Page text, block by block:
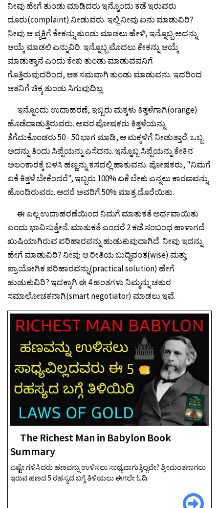
ನೀವು ಹೇಗೆ ತುಂಡು ಮಾಡಿದರು ಇನ್ನೊಂದು ಕಡೆ ಇರುವರು
ದೂರು(complaint) ನೀಡುವರು. ಇಲ್ಲಿ ನೀವು ಏನು ಮಾಡುವಿರಿ?
ನೀವು ಆ ವ್ಯಕ್ತಿಗೆ ಕೇಕನ್ನು ತುಂಡು ಮಾಡಲು ಹೇಳಿ, ಇನ್ನೊಬ್ಬ ಅದನ್ನು
ಆಯ್ಕೆ ಮಾಡಲಿ ಎನ್ನುವಿರಿ. ಇನ್ನೊಬ್ಬ ಮೊದಲು ಕೇಕನ್ನು ಆಯ್ಕೆ
ಮಾಡುತ್ತಾನೆ ಎಂದು ಕೇಕು ತುಂಡು ಮಾಡುವವನಿಗೆ
ಗೊತ್ತಿರುವುದರಿಂದ, ಆತ ಸಮವಾಗಿ ತುಂಡು ಮಾಡುವನು. ಇದರಿಂದ
ಆತನಿಗೆ ಚಿಕ್ಕ ತುಂಡು ಸಿಗುವುದಿಲ್ಲ.
ಇನ್ನೊಂದು ಉದಾಹರಣೆ, ಇಬ್ಬರು ಮಕ್ಕಳು ಕಿತ್ತಳೆಗಾಗಿ(orange)
ಹೊಡೆದಾಡುತ್ತಿರುವರು. ಅವರ ಪೋಷಕರು ಕಿತ್ತಳೆಯನ್ನು
ತೆಗೆದುಕೊಂಡರು 50 - 50 ಭಾಗ ಮಾಡಿ, ಆ ಮಕ್ಕಳಿಗೆ ನೀಡುತ್ತಾರೆ. ಒಬ್ಬ
ಅದನ್ನು ತಿಂದು ಸಿಪ್ಪೆಯನ್ನು ಎಸೆದನು. ಇನ್ನೊಬ್ಬ ಸಿಪ್ಪೆಯನ್ನು ಕೇಕಿನ
ಅಲಂಕಾರಕ್ಕೆ ಬಳಸಿ ಹಣ್ಣನ್ನು ಕಸದಲ್ಲಿ ಹಾಕುವನು. ಪೋಷಕರು, "ನಿಮಗೆ
ಏಕೆ ಕಿತ್ತಳೆ ಬೇಕೆಂದರೆ", ಇಬ್ಬರು 100% ಏಕೆ ಬೇಕು ಎನ್ನಲು ಕಾರಣವನ್ನು
ಹೊಂದಿರುವರು. ಆದರೆ ಅವರಿಗೆ 50% ಮಾತ್ರ ದೊರೆಯಿತು.
ಈ ಎಲ್ಲ ಉದಾಹರಣೆಯಿಂದ ನಿಮಗೆ ಮಾತುಕತೆ ಅರ್ಥವಾಯಿತು
ಎಂದು ಭಾವಿಸುತ್ತೇನೆ. ಮಾತುಕತೆ ಎಂದರೆ 2 ಕಡೆ ಸಂಬಂಧ ಹಾಳಾಗದೆ
ಖುಷಿಯಾಗಿರುವ ಪರಿಹಾರವನ್ನು ಹುಡುಕುವುದಾಗಿದೆ. ನೀವು ಇದನ್ನು
ಹೇಗೆ ಮಾಡುವಿರಿ? ನೀವು ಆ ರೀತಿಯ ಬುದ್ಧಿವಂತ(wise) ಮತ್ತು
ಪ್ರಾಯೋಗಿಕ ಪರಿಹಾರವನ್ನು(practical solution) ಹೇಗೆ
ಹುಡುಕುವಿರಿ? ಇದಕ್ಕಾಗಿ ಈ 4 ಹಂತಗಳು ನಿಮ್ಮನ್ನು ಚತುರ
ಸಮಾಲೋಚಕನಾಗಿ(smart negotiator) ಮಾಡಲು ಇವೆ.
The Richest Man in Babylon Book
Summary
ಎಷ್ಟೇ ಗಳಿಸಿದರು ಹಣವನ್ನು ಉಳಿಸಲು ಸಾಧ್ಯವಾಗುತ್ತಿಲ್ಲವೇ? ಶ್ರೀಮಂತನಾಗಲು
ಇರುವ ಹಣದ 5 ರಹಸ್ಯದ ಬಗ್ಗೆ ತಿಳಿಯಲು ಈಗಲೇ ಓದಿ.